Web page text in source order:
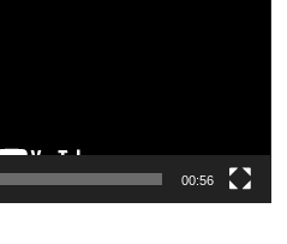
00:56